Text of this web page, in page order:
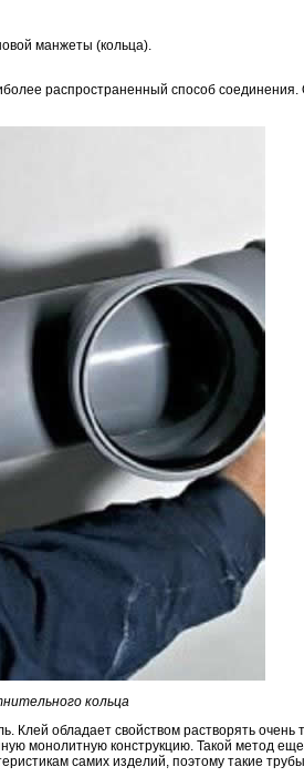
манжеты (кольца).
распространенный способ соединения.
кольца
Клей обладает свойством растворять очень
монолитную конструкцию. Такой метод
самих изделий, поэтому такие